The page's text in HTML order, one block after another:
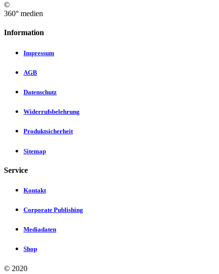
©
360° medien
Information
Impressum
AGB
Datenschutz
Widerrufsbelehrung
Produktsicherheit
Sitemap
Service
Kontakt
Corporate Publishing
Mediadaten
Shop
© 2020